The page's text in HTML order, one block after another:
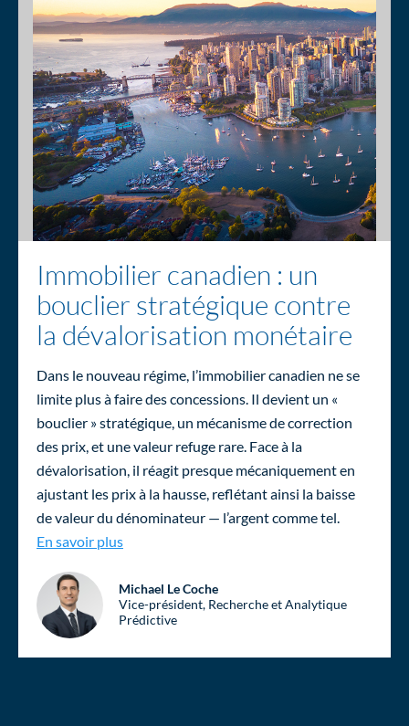
Immobilier canadien : un
bouclier stratégique contre
la dévalorisation monétaire
Dans le nouveau régime, l’immobilier canadien ne se
limite plus à faire des concessions. Il devient un «
bouclier » stratégique, un mécanisme de correction
des prix, et une valeur refuge rare. Face à la
dévalorisation, il réagit presque mécaniquement en
ajustant les prix à la hausse, reflétant ainsi la baisse
de valeur du dénominateur — l’argent comme tel.
En savoir plusImmobilier canadien : un bouclier
Michael Le Coche
Vice-président, Recherche et Analytique
Prédictive